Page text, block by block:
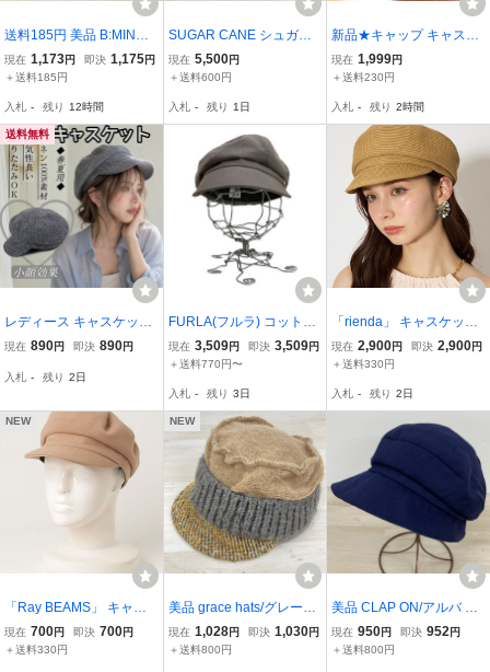
送料185円 美品 B:MING b
y BEAMS/ビーミングバイ
ビームス キャスケット ブ
62-862 コットン 帽子[OK
04722]
現在 1,173円 即決 1,175円
＋送料185円
入札 - 残り 12時間
SUGAR CANE シュガー
ケーン キャスケット ネイ
ビー
現在 5,500円
＋送料600円
入札 - 残り 1日
新品★キャップ キャスケ
ット 帽子 adidas 黒 水色
レディース 54〜57cm ア
ツ トレーニング
現在 1,999円
＋送料230円
入札 - 残り 2時間
送料無料
レディース キャスケット
キャップ ナチュラル帽子
uvカット 春 夏用 日よけ
ゃれ グレー
現在 890円 即決 890円
入札 - 残り 2日
FURLA(フルラ) コットン
キャスケット レディース
表記無 中古 古着 0507
現在 3,509円 即決 3,509円
＋送料770円〜
入札 - 残り 3日
「rienda」 キャスケット
FREE ブラウン レディー
ス
現在 2,900円 即決 2,900円
＋送料330円
入札 - 残り 2日
NEW
「Ray BEAMS」 キャス
ケット - ベージュ レディ
ース
現在 700円 即決 700円
＋送料330円
NEW
美品 grace hats/グレース
ハット ニット帽/キャスケ
ット ベージュ×グレー×イ
現在 1,028円 即決 1,030円
＋送料800円
美品 CLAP ON/アルバ キ
ャスケット ネイビー 紺
綿混/コットン 帽子 レデ
現在 950円 即決 952円
＋送料800円